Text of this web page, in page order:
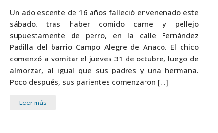
Un adolescente de 16 años falleció envenenado este
sábado, tras haber comido carne y pellejo
supuestamente de perro, en la calle Fernández
Padilla del barrio Campo Alegre de Anaco. El chico
comenzó a vomitar el jueves 31 de octubre, luego de
almorzar, al igual que sus padres y una hermana.
Poco después, sus parientes comenzaron […]
Leer más